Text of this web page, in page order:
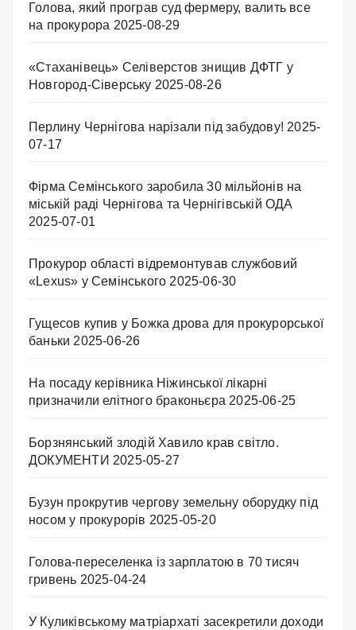
Голова, який програв суд фермеру, валить все
на прокурора 2025-08-29
«Стаханівець» Селіверстов знищив ДФТГ у
Новгород-Сіверську 2025-08-26
Перлину Чернігова нарізали під забудову! 2025-
07-17
Фірма Семінського заробила 30 мільйонів на
міській раді Чернігова та Чернігівській ОДА
2025-07-01
Прокурор області відремонтував службовий
«Lexus» у Семінського 2025-06-30
Гущесов купив у Божка дрова для прокурорської
баньки 2025-06-26
На посаду керівника Ніжинської лікарні
призначили елітного браконьєра 2025-06-25
Борзнянський злодій Хавило крав світло.
ДОКУМЕНТИ 2025-05-27
Бузун прокрутив чергову земельну оборудку під
носом у прокурорів 2025-05-20
Голова-переселенка із зарплатою в 70 тисяч
гривень 2025-04-24
У Куликівському матріархаті засекретили доходи